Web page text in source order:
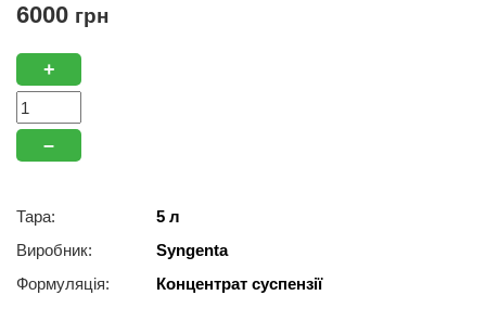
6000 грн
+
–
Тара:
5 л
Виробник:
Syngenta
Формуляція:
Концентрат суспензії